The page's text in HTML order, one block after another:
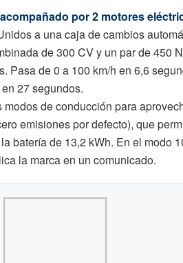
por 2 motores
a una caja de cambios
de 300 CV y un par de 450
Pasa de 0 a 100 km/h en 6,6
27 segundos.
de conducción para
emisiones por defecto), que
batería de 13,2 kWh. En el modo
la marca en un comunicado.